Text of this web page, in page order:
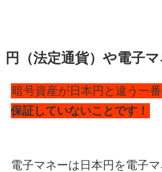
円（法定通貨）や電子
暗号資産が日本円と違う一
保証していないことです！
電子マネーは日本円を電子